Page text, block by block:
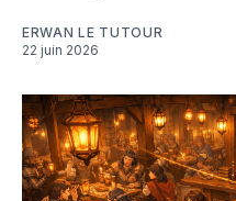
ERWAN LE TUTOUR
22 juin 2026